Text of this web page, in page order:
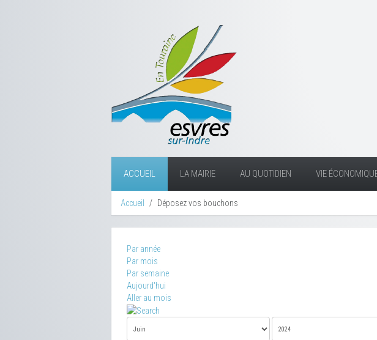
ACCUEIL LA MAIRIE AU QUOTIDIEN VIE
Accueil Déposez vos bouchons
Par année
Par mois
Par semaine
Aujourd'hui
Aller au mois